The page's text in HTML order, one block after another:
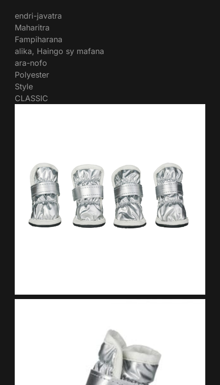
endri-javatra
Maharitra
Fampiharana
alika, Haingo sy mafana
ara-nofo
Polyester
Style
CLASSIC